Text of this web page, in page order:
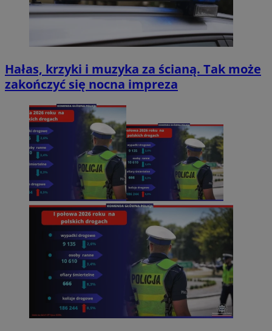
Hałas, krzyki i muzyka za ścianą. Tak może
zakończyć się nocna impreza